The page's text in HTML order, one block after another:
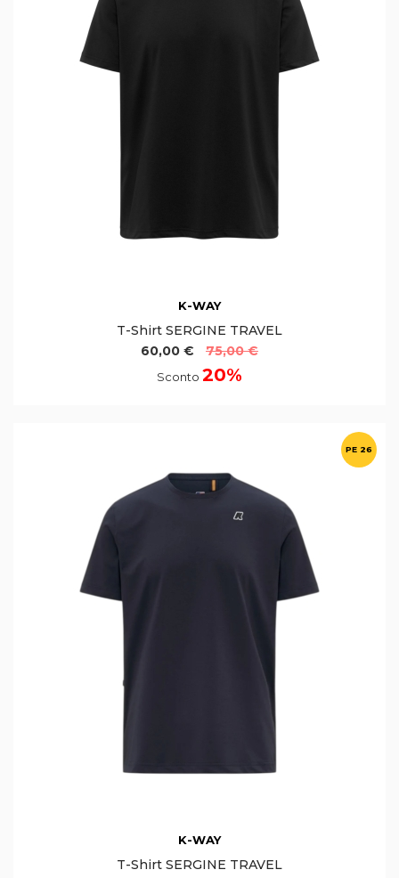
K-WAY
T-Shirt SERGINE TRAVEL
60,00 €
75,00 €
Sconto 20%
PE 26
K-WAY
T-Shirt SERGINE TRAVEL